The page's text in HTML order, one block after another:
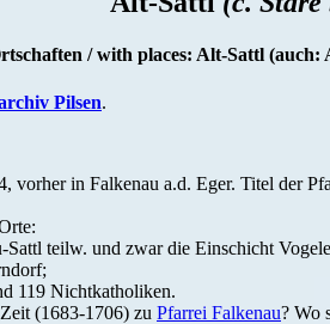
/ with places: Alt-Sattl (auch:
Pilsen.
vorher in Falkenau a.d. Eger. Titel der
teilw. und zwar die Einschicht
119 Nichtkatholiken.
(1683-1706) zu Pfarrei Falkenau? Wo